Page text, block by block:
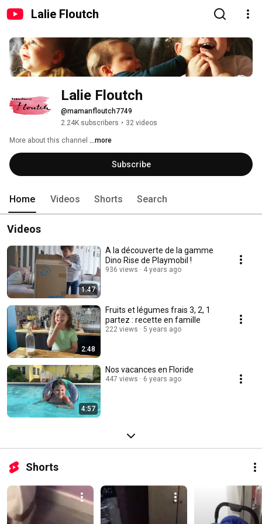
Lalie Floutch
Lalie Floutch
@mamanfloutch7749
2.24K subscribers • 32 videos
More about this channel ...more
Subscribe
Home Videos Shorts Search
Videos
1:47
A la découverte de la gamme
Dino Rise de Playmobil !
936 views 4 years ago
2:48
Fruits et légumes frais 3, 2, 1
partez : recette en famille
222 views 5 years ago
4:57
Nos vacances en Floride
447 views 6 years ago
Shorts